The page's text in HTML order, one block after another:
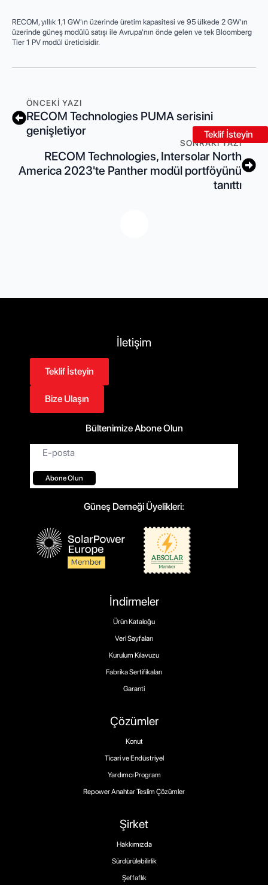
Teklif İsteyin
RECOM, yıllık 1,1 GW'ın üzerinde üretim kapasitesi ve 95 ülkede 2 GW'ın
üzerinde güneş modülü satışı ile Avrupa'nın önde gelen ve tek Bloomberg
Tier 1 PV modül üreticisidir.
ÖNCEKI YAZI
RECOM Technologies PUMA serisini
genişletiyor
SONRAKI YAZI
RECOM Technologies, Intersolar North
America 2023'te Panther modül portföyünü
tanıttı
Şirket
Hakkımızda
Sürdürülebilirlik
Şeffaflık
Çözümler
Konut
Ticari ve Endüstriyel
Yardımcı Program
Repower Anahtar Teslim Çözümler
İndirmeler
Ürün Kataloğu
Veri Sayfaları
Kurulum Kılavuzu
Fabrika Sertifikaları
Garanti
İletişim
Teklif İsteyin
Bize Ulaşın
Bültenimize Abone Olun
E-
posta*
Abone Olun
Güneş Derneği Üyelikleri: